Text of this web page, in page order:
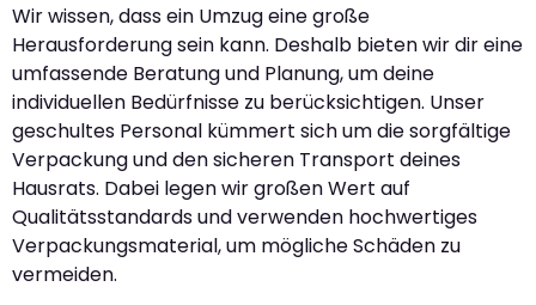
Wir wissen, dass ein Umzug eine große
Herausforderung sein kann. Deshalb bieten wir dir eine
umfassende Beratung und Planung, um deine
individuellen Bedürfnisse zu berücksichtigen. Unser
geschultes Personal kümmert sich um die sorgfältige
Verpackung und den sicheren Transport deines
Hausrats. Dabei legen wir großen Wert auf
Qualitätsstandards und verwenden hochwertiges
Verpackungsmaterial, um mögliche Schäden zu
vermeiden.